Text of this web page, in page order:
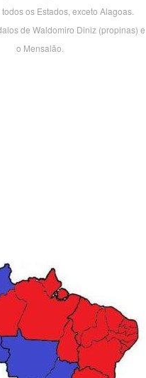
os Estados, exceto Alagoas.
de Waldomiro Diniz (propinas) e
o Mensalão.